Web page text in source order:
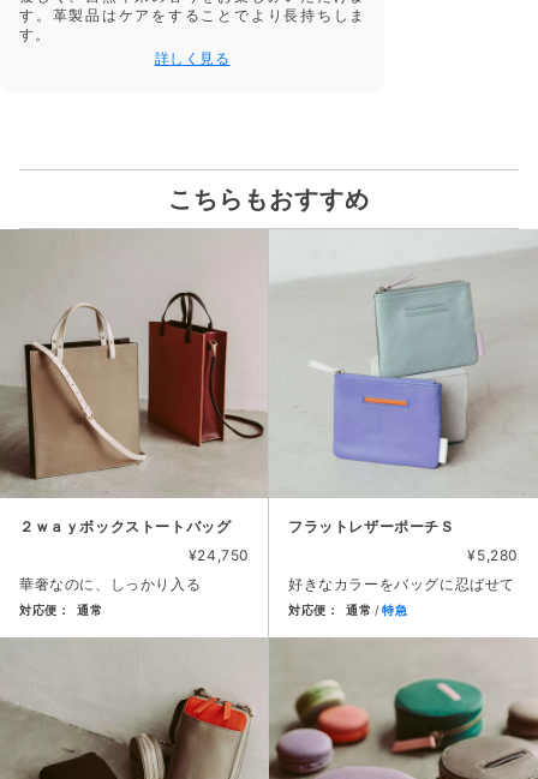
す。革製品はケアをすることでより長持ちしま
す。
詳しく見る
こちらもおすすめ
２ｗａｙボックストートバッグ
¥24,750
華奢なのに、しっかり入る
対応便： 通常
フラットレザーポーチＳ
¥5,280
好きなカラーをバッグに忍ばせて
対応便： 通常 特急